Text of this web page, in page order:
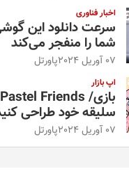
اخبار فناوری
سرعت دانلود این
شما را منفجر می‌کند
07 آوریل 2024 پاورتل
اپ بازار
سلیقه خود طراحی
07 آوریل 2024 پاورتل